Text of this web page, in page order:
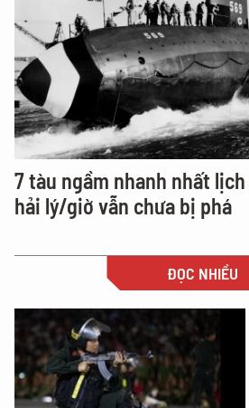
7 tàu ngầm nhanh nhất
hải lý/giờ vẫn chưa bị phá
ĐỌC NHIỀU